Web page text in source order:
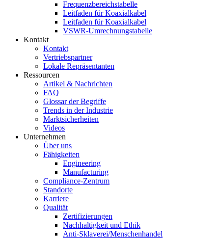
Frequenzbereichstabelle
Leitfaden für Koaxialkabel
Leitfaden für Koaxialkabel
VSWR-Umrechnungstabelle
Kontakt
Kontakt
Vertriebspartner
Lokale Repräsentanten
Ressourcen
Artikel & Nachrichten
FAQ
Glossar der Begriffe
Trends in der Industrie
Marktsicherheiten
Videos
Unternehmen
Über uns
Fähigkeiten
Engineering
Manufacturing
Compliance-Zentrum
Standorte
Karriere
Qualität
Zertifizierungen
Nachhaltigkeit und Ethik
Anti-Sklaverei/Menschenhandel